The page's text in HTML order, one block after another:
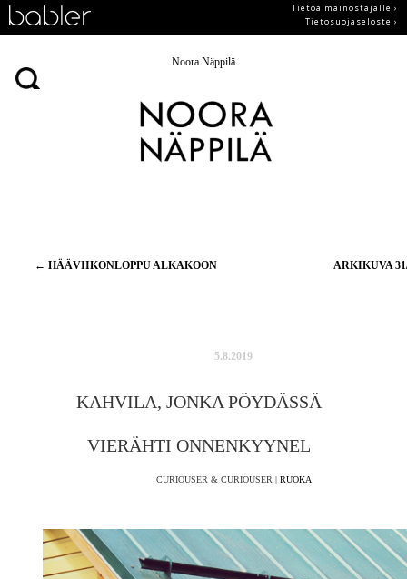
Tietoa mainostajalle ›
Tietosuojaseloste ›
Noora Näppilä
Artikkelien
← HÄÄVIIKONLOPPU ALKAKOON ARKIKUVA
5.8.2019
KAHVILA, JONKA PÖYDÄSSÄ
VIERÄHTI ONNENKYYNEL
CURIOUSER & CURIOUSER | RUOKA